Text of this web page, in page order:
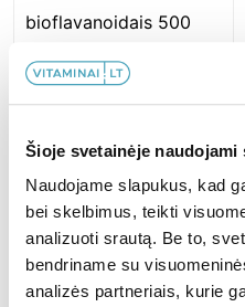
Šioje svetainėje naudojami
Naudojame slapukus, kad
bei skelbimus, teikti
analizuoti srautą. Be to,
bendriname su
analizės partneriais, kurie
Vitaminas C PROLONG su
14,97€
8,98€
Į KREPŠELĮ